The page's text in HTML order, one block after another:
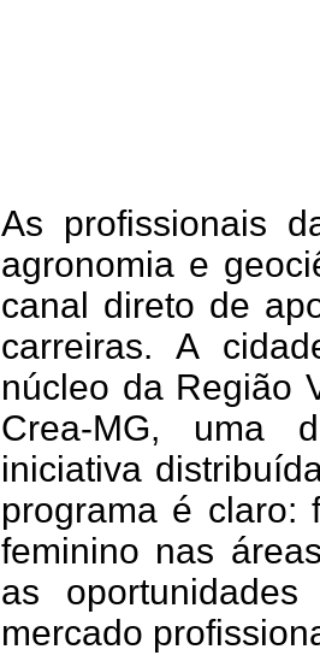
As profissionais
agronomia e
canal direto de
carreiras. A
núcleo da Região
Crea-MG, uma
iniciativa
programa é claro:
feminino nas
as
mercado